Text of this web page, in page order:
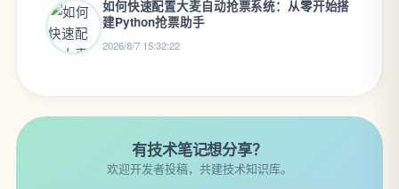
如何快速配置大麦自动抢票系统：从零开始搭
建Python抢票助手
2026/8/7 15:32:22
有技术笔记想分享？
欢迎开发者投稿，共建技术知识库。